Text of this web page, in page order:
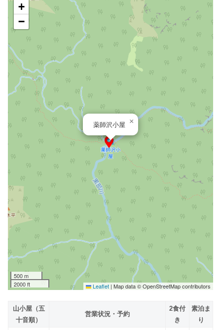
薬師沢小屋 ×
+
−
500 m
2000 ft
Leaflet | Map data © OpenStreetMap contributors
山小屋（五
十音順）
営業状況・予約
2食付
き
素泊ま
り